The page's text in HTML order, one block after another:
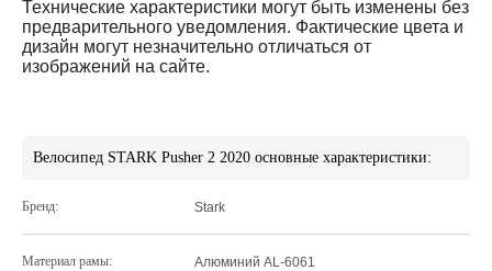
Технические характеристики могут быть изменены без
предварительного уведомления. Фактические цвета и
дизайн могут незначительно отличаться от
изображений на сайте.
Велосипед STARK Pusher 2 2020 основные характеристики:
Бренд: Stark
Материал рамы: Алюминий AL-6061